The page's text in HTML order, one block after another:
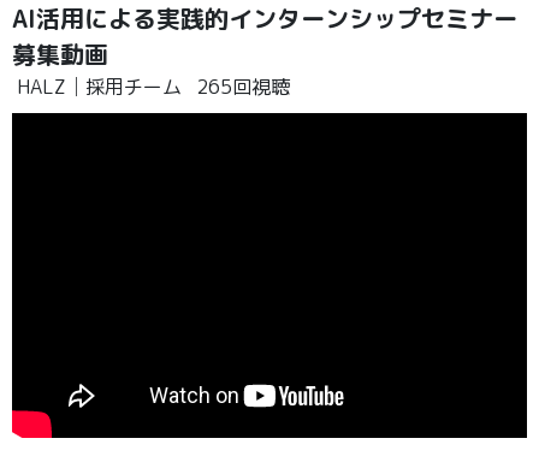
AI活用による実践的インターンシップセミナー
募集動画
HALZ│採用チーム 265回視聴